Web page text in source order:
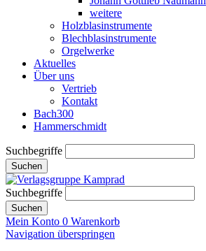
weitere
Holzblasinstrumente
Blechblasinstrumente
Orgelwerke
Aktuelles
Über uns
Vertrieb
Kontakt
Bach300
Hammerschmidt
Suchbegriffe
Suchen
Suchbegriffe
Suchen
Mein Konto 0 Warenkorb
Navigation überspringen